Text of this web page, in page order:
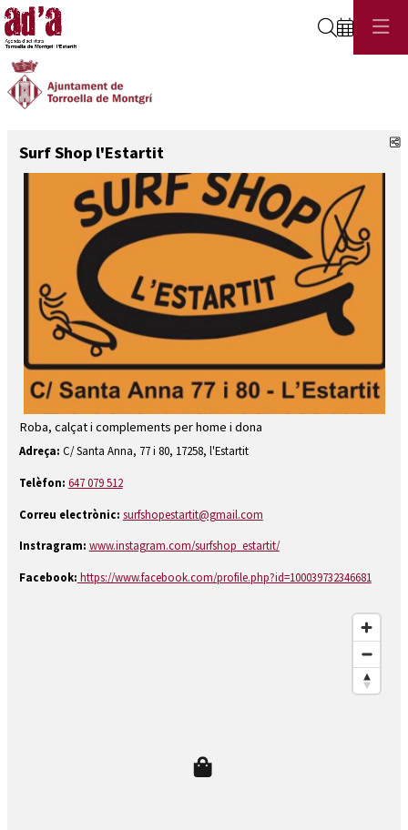
Cerca
Surf Shop l'Estartit
Diapositiva 1 de 1
Roba, calçat i complements per home i dona
Adreça: C/ Santa Anna, 77 i 80, 17258, l'Estartit
Telèfon: 647 079 512
Correu electrònic: surfshopestartit@gmail.com
Instragram: www.instagram.com/surfshop_estartit/
Facebook: https://www.facebook.com/profile.php?id=100039732346681